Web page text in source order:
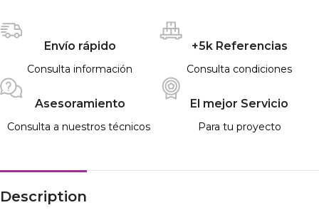
Envío rápido
Consulta información
+5k Referencias
Consulta condiciones
Asesoramiento
Consulta a nuestros técnicos
El mejor Servicio
Para tu proyecto
Description